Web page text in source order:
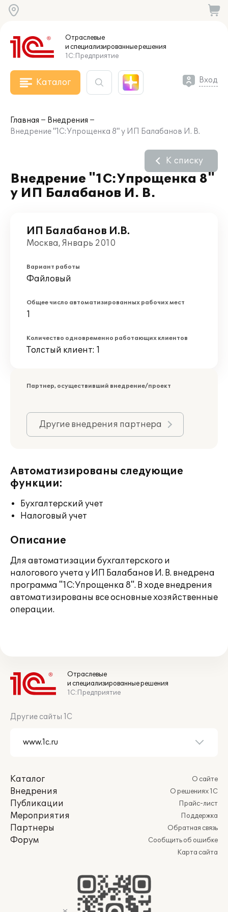
Отраслевые
и специализированныерешения
1С:Предприятие
Каталог Вход
Главная
Внедрения
Внедрение "1С:Упрощенка 8" у ИП Балабанов И. В.
Внедрение "1С:Упрощенка 8"
у ИП Балабанов И. В.
К списку
ИП Балабанов И.В.
Москва, Январь 2010
Вариант работы
Файловый
Общее число автоматизированных рабочих мест
1
Количество одновременно работающих клиентов
Толстый клиент: 1
Партнер, осуществивший внедрение/проект
Другие внедрения партнера
Автоматизированы следующие
функции:
Бухгалтерский учет
Налоговый учет
Описание
Для автоматизации бухгалтерского и
налогового учета у ИП Балабанов И. В. внедрена
программа "1С:Упрощенка 8". В ходе внедрения
автоматизированы все основные хозяйственные
операции.
Отраслевые
и специализированные решения
1С:Предприятие
Другие сайты 1С
Каталог
Внедрения
Публикации
Мероприятия
Партнеры
Форум
О сайте
О решениях 1С
Прайс-лист
Поддержка
Обратная связь
Сообщить об ошибке
Карта сайта